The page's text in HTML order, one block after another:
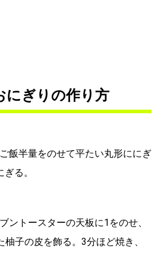
にぎりの作り方
飯半量をのせて平たい丸形ににぎ
る。
ントースターの天板に1をのせ、
子の皮を飾る。3分ほど焼き、